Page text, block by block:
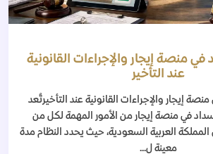
منصة إيجار والإجراءات القانونية
عند التأخير
إيجار والإجراءات القانونية عند التأخيرتُعد
في منصة إيجار من الأمور المهمة لكل من
المملكة العربية السعودية، حيث يحدد النظام مدة
معينة ل...